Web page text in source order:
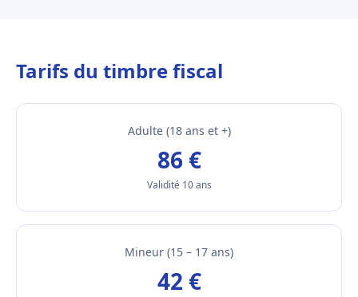
Tarifs du timbre fiscal
Adulte (18 ans et +)
86 €
Validité 10 ans
Mineur (15 – 17 ans)
42 €